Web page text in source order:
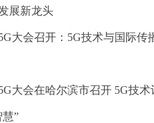
展新龙头
大会召开：5G技术与国际传
大会在哈尔滨市召开 5G技术
慧”